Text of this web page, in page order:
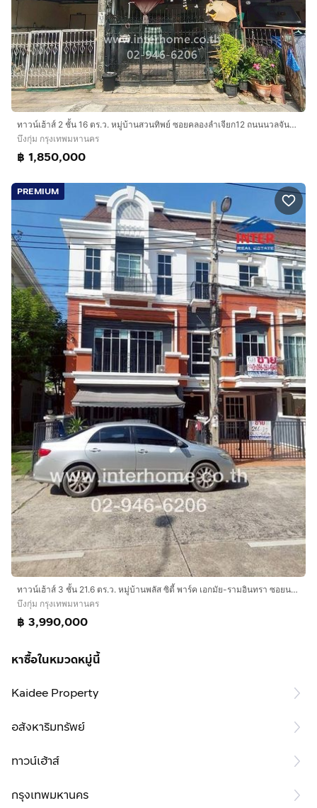
ทาวน์เฮ้าส์ 2 ชั้น 16 ตร.ว. หมู่บ้านสวนทิพย์ ซอยคลองลำเจียก12 ถนนนวลจันทร์ เขตบึงกุ่ม กรุงเทพมหานคร
บึงกุ่ม กรุงเทพมหานคร
฿ 1,850,000
PREMIUM
ทาวน์เฮ้าส์ 3 ชั้น 21.6 ตร.ว. หมู่บ้านพลัส ซิตี้ พาร์ค เอกมัย-รามอินทรา ซอยนวลจันทร์32 ถนนนวมินทร์-รามอินทรา ถนนนวลจันทร์ เขตบึงกุ่ม กรุงเทพ
บึงกุ่ม กรุงเทพมหานคร
฿ 3,990,000
หาซื้อในหมวดหมู่นี้
Kaidee Property
อสังหาริมทรัพย์
ทาวน์เฮ้าส์
กรุงเทพมหานคร